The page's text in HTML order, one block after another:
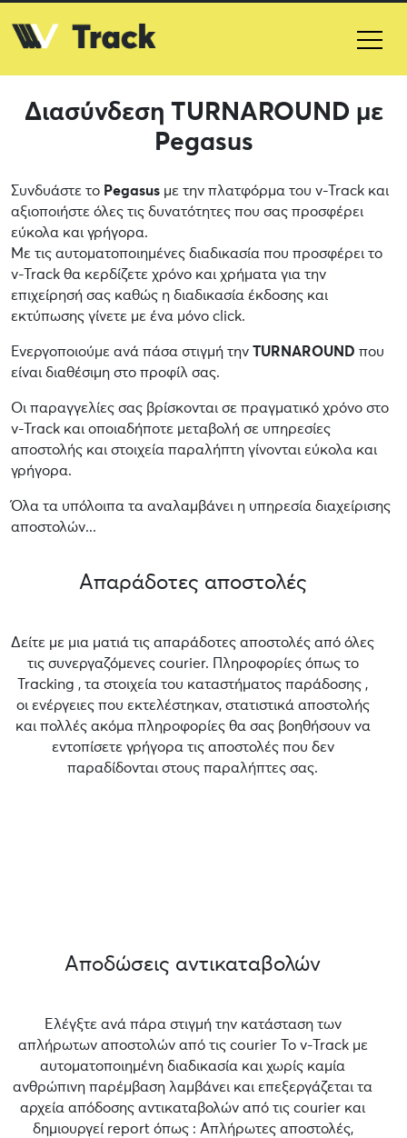
Διασύνδεση TURNAROUND με
Pegasus
Συνδυάστε το Pegasus με την πλατφόρμα του v-Track και
αξιοποιήστε όλες τις δυνατότητες που σας προσφέρει
εύκολα και γρήγορα.
Με τις αυτοματοποιημένες διαδικασία που προσφέρει το
v-Track θα κερδίζετε χρόνο και χρήματα για την
επιχείρησή σας καθώς η διαδικασία έκδοσης και
εκτύπωσης γίνετε με ένα μόνο click.
Ενεργοποιούμε ανά πάσα στιγμή την TURNAROUND που
είναι διαθέσιμη στο προφίλ σας.
Οι παραγγελίες σας βρίσκονται σε πραγματικό χρόνο στο
v-Track και οποιαδήποτε μεταβολή σε υπηρεσίες
αποστολής και στοιχεία παραλήπτη γίνονται εύκολα και
γρήγορα.
Όλα τα υπόλοιπα τα αναλαμβάνει η υπηρεσία διαχείρισης
αποστολών...
Απαράδοτες αποστολές
Δείτε με μια ματιά τις απαράδοτες αποστολές από όλες
τις συνεργαζόμενες courier. Πληροφορίες όπως το
Tracking , τα στοιχεία του καταστήματος παράδοσης ,
οι ενέργειες που εκτελέστηκαν, στατιστικά αποστολής
και πολλές ακόμα πληροφορίες θα σας βοηθήσουν να
εντοπίσετε γρήγορα τις αποστολές που δεν
παραδίδονται στους παραλήπτες σας.
Αποδώσεις αντικαταβολών
Ελέγξτε ανά πάρα στιγμή την κατάσταση των
απλήρωτων αποστολών από τις courier Το v-Track με
αυτοματοποιημένη διαδικασία και χωρίς καμία
ανθρώπινη παρέμβαση λαμβάνει και επεξεργάζεται τα
αρχεία απόδοσης αντικαταβολών από τις courier και
δημιουργεί report όπως : Απλήρωτες αποστολές,